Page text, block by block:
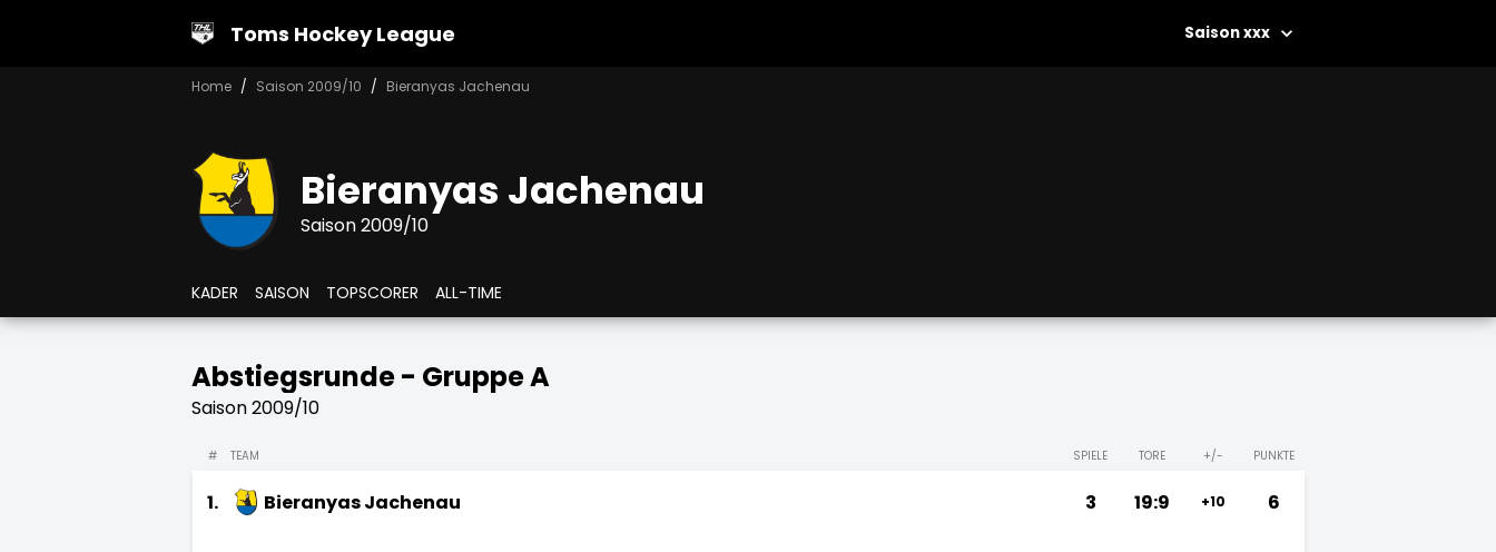
Toms Hockey League xxx
Home Saison 2009/10 Bieranyas Jachenau
Bieranyas Jachenau
Saison 2009/10
KADER SAISON TOPSCORER ALL-TIME
Abstiegsrunde - Gruppe A
Saison 2009/10
# TEAM SPIELE TORE +/- PUNKTE
1. Bieranyas Jachenau 3 19:9 +10 6